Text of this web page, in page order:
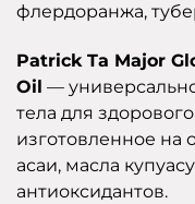
флердоранжа,
Patrick Ta Major
Oil —
тела для
изготовленное на
асаи, масла
антиоксидантов.